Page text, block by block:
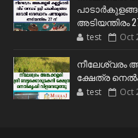
അടിയന്തിരം
test Oct
നീലേശ്വരം
ക്ഷേത്ര
test Oct